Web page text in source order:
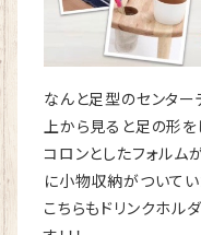
なんと足型のセンターテ
上から見ると足の形を
コロンとしたフォルム
に小物収納がついてい
こちらもドリンクホル